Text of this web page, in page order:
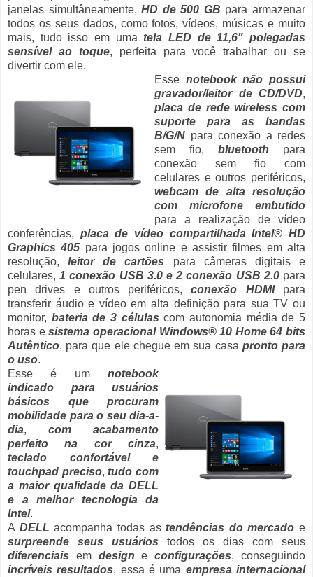
janelas simultâneamente,HD de 500 GB para armazenar
todos os seus dados, como fotos, vídeos, músicas e muito
mais, tudo isso em umatela LED de 11,6" polegadas
sensível ao toque, perfeita para você trabalhar ou se
divertir com ele.
Esse notebook não possui
gravador/leitor de CD/DVD,
placa de rede wireless com
suporte para as bandas
B/G/N para conexão a redes
sem fio, bluetooth para
conexão sem fio com
celulares e outros periféricos,
webcam de alta resolução
com microfone embutido
para a realização de vídeo
conferências, placa de vídeo compartilhada Intel® HD
Graphics 405 para jogos online e assistir filmes em alta
resolução,leitor de cartões para câmeras digitais e
celulares,1 conexão USB 3.0 e 2 conexão USB 2.0para
pen drives e outros periféricos,conexão HDMIpara
transferir áudio e vídeo em alta definição para sua TV ou
monitor, bateria de 3 células com autonomia média de 5
horas esistema operacional Windows® 10 Home 64 bits
Autêntico, para que ele chegue em sua casa pronto para
o uso.
Esse é um notebook
indicado para usuários
básicos que procuram
mobilidade para o seu dia-a-
dia, com acabamento
perfeito na cor cinza,
teclado confortável e
touchpad preciso,tudo com
a maior qualidade da DELL
e a melhor tecnologia da
Intel.
A DELL acompanha todas astendências do mercado e
surpreende seus usuários todos os dias com seus
diferenciais em designeconfigurações, conseguindo
incríveis resultados, essa é uma empresa internacional